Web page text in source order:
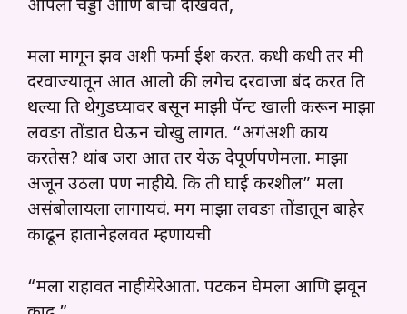
आपली चड्डी आणि बोचा दाखवत,
मला मागून झव अशी फर्मा ईश करत. कधी कधी तर मी
दरवाज्यातून आत आलो की लगेच दरवाजा बंद करत ति
थल्या ति थेगुडघ्यावर बसून माझी पॅन्ट खाली करून माझा
लवङा तोंडात घेऊन चोखु लागत. “अगंअशी काय
करतेस? थांब जरा आत तर येऊ देपूर्णपणेमला. माझा
अजून उठला पण नाहीये. कि ती घाई करशील” मला
असंबोलायला लागायचं. मग माझा लवङा तोंडातून बाहेर
काढून हातानेहलवत म्हणायची
“मला राहावत नाहीयेरेआता. पटकन घेमला आणि झवून